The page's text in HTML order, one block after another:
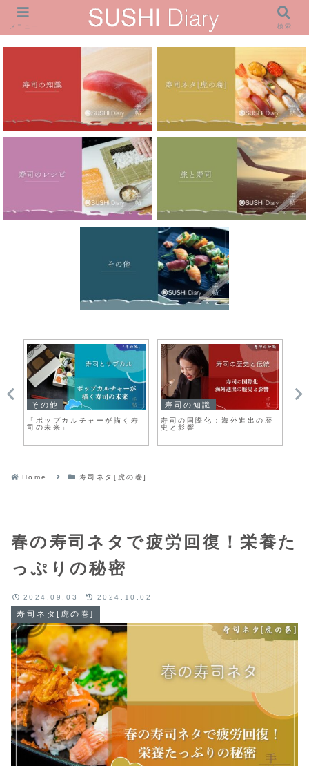
その他
「ポップカルチャーが描く寿
司の未来」
寿司の知識
寿司の国際化：海外進出の歴
史と影響
Home 寿司ネタ[虎の巻]
春の寿司ネタで疲労回復！栄養た
っぷりの秘密
寿司ネタ[虎の巻]
2024.09.03 2024.10.02
メニュー 検索